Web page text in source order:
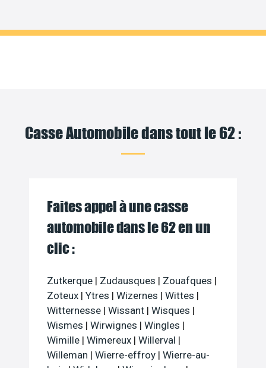
Casse Automobile dans tout le 62 :
Faites appel à une casse
automobile dans le 62 en un
clic :
Zutkerque | Zudausques | Zouafques |
Zoteux | Ytres | Wizernes | Wittes |
Witternesse | Wissant | Wisques |
Wismes | Wirwignes | Wingles |
Wimille | Wimereux | Willerval |
Willeman | Wierre-effroy | Wierre-au-